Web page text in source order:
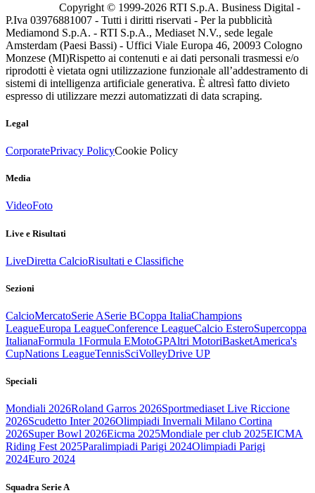
Copyright © 1999-2026 RTI S.p.A. Business Digital -
P.Iva 03976881007 - Tutti i diritti riservati - Per la pubblicità
Mediamond S.p.A. - RTI S.p.A., Mediaset N.V., sede legale
Amsterdam (Paesi Bassi) - Uffici Viale Europa 46, 20093 Cologno
Monzese (MI)Rispetto ai contenuti e ai dati personali trasmessi e/o
riprodotti è vietata ogni utilizzazione funzionale all’addestramento di
sistemi di intelligenza artificiale generativa. È altresì fatto divieto
espresso di utilizzare mezzi automatizzati di data scraping.
Legal
CorporatePrivacy PolicyCookie Policy
Media
VideoFoto
Live e Risultati
LiveDiretta CalcioRisultati e Classifiche
Sezioni
CalcioMercatoSerie ASerie BCoppa ItaliaChampions
LeagueEuropa LeagueConference LeagueCalcio EsteroSupercoppa
ItalianaFormula 1Formula EMotoGPAltri MotoriBasketAmerica's
CupNations LeagueTennisSciVolleyDrive UP
Speciali
Mondiali 2026Roland Garros 2026Sportmediaset Live Riccione
2026Scudetto Inter 2026Olimpiadi Invernali Milano Cortina
2026Super Bowl 2026Eicma 2025Mondiale per club 2025EICMA
Riding Fest 2025Paralimpiadi Parigi 2024Olimpiadi Parigi
2024Euro 2024
Squadra Serie A